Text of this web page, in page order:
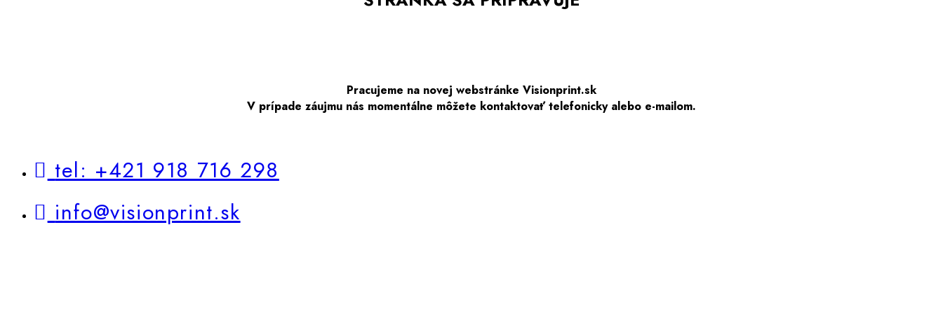
Pracujeme na novej webstránke Visionprint.sk
V prípade záujmu nás momentálne môžete kontaktovať telefonicky alebo e-mailom.
tel: +421 918 716 298
info@visionprint.sk